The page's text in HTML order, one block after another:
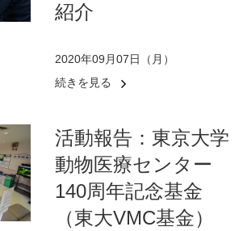
紹介
2020年09月07日（月）
続きを見る
活動報告：東京大学
動物医療センター
140周年記念基金
（東大VMC基金）